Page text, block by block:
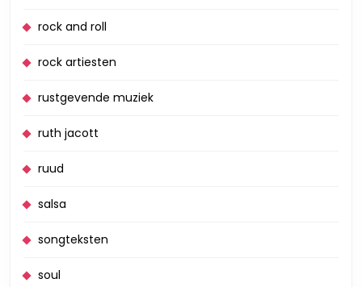
rock and roll
rock artiesten
rustgevende muziek
ruth jacott
ruud
salsa
songteksten
soul